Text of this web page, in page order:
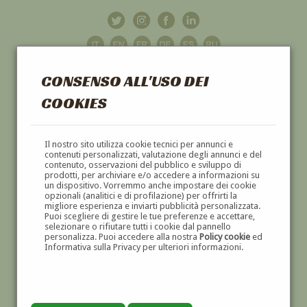
CONSENSO ALL'USO DEI
COOKIES
Il nostro sito utilizza cookie tecnici per annunci e
contenuti personalizzati, valutazione degli annunci e del
contenuto, osservazioni del pubblico e sviluppo di
prodotti, per archiviare e/o accedere a informazioni su
un dispositivo. Vorremmo anche impostare dei cookie
opzionali (analitici e di profilazione) per offrirti la
migliore esperienza e inviarti pubblicità personalizzata.
Puoi scegliere di gestire le tue preferenze e accettare,
selezionare o rifiutare tutti i cookie dal pannello
personalizza. Puoi accedere alla nostra Policy cookieed
Informativa sulla Privacy per ulteriori informazioni.
GALLERIAD'ARTE
DIPINTI E SCULTURE '800 E '900